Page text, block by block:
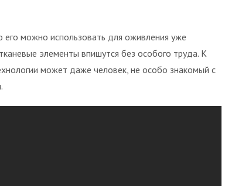
можно использовать для оживления уже
элементы впишутся без особого труда. К
может даже человек, не особо знакомый с